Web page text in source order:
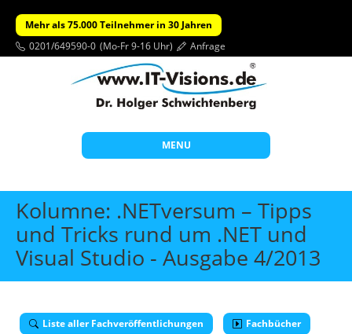
Mehr als 75.000 Teilnehmer in 30 Jahren
0201/649590-0 (Mo-Fr 9-16 Uhr) Anfrage
MENU
Start
Themen
Beratung
Kolumne: .NETversum – Tipps
und Tricks rund um .NET und
Visual Studio - Ausgabe 4/2013
Liste aller Fachveröffentlichungen Fachbücher